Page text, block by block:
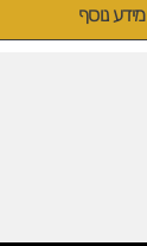
מידע נוסף